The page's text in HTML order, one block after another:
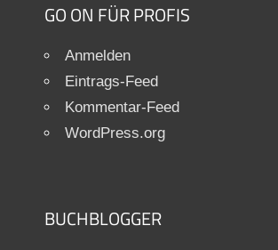
GO ON FÜR PROFIS
Anmelden
Eintrags-Feed
Kommentar-Feed
WordPress.org
BUCHBLOGGER